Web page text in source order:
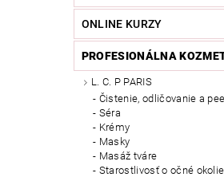
ONLINE KURZY
PROFESIONÁLNA
L. C. P PARIS
Čistenie, odličovanie a
Séra
Krémy
Masky
Masáž tváre
Starostlivosť o očné okolie